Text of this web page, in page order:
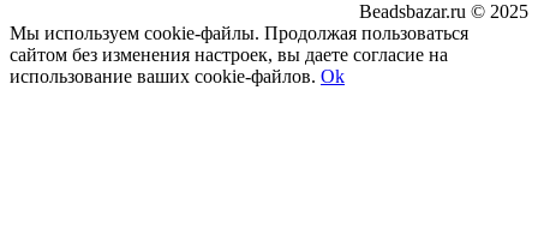
Beadsbazar.ru © 2025
Мы используем cookie-файлы. Продолжая пользоваться
сайтом без изменения настроек, вы даете согласие на
использование ваших cookie-файлов. Ok